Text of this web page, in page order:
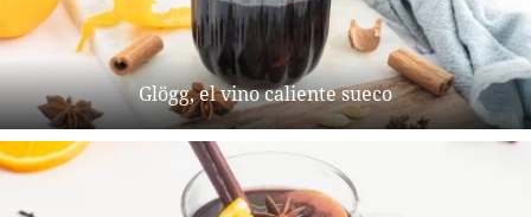
Glögg, el vino caliente sueco